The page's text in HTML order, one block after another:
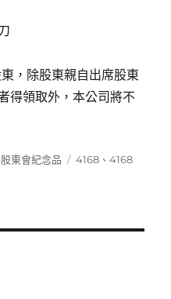
，除股東親自出席股東
得領取外，本公司將不
東會紀念品
標
4168 、4168